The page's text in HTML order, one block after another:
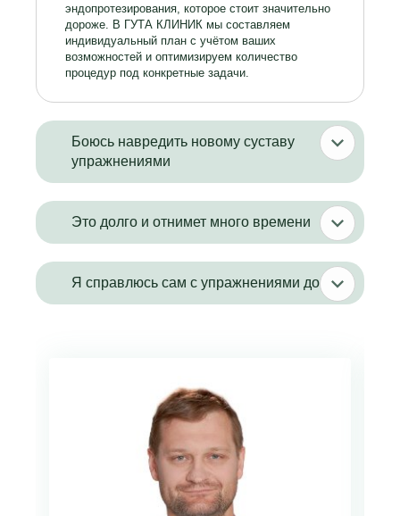
эндопротезирования, которое стоит значительно
дороже. В ГУТА КЛИНИК мы составляем
индивидуальный план с учётом ваших
возможностей и оптимизируем количество
процедур под конкретные задачи.
Боюсь навредить новому суставу
упражнениями
Это долго и отнимет много времени
Я справлюсь сам с упражнениями дома